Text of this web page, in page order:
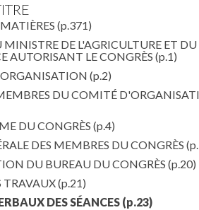
(p.371)
MINISTRE DE L'AGRICULTURE ET DU
AUTORISANT LE CONGRÈS (p.1)
(p.2)
DU COMITÉ
DU CONGRÈS (p.4)
DES MEMBRES DU CONGRÈS
DU BUREAU DU CONGRÈS (p.20)
TRAVAUX(p.21)
DES SÉANCES (p.23)